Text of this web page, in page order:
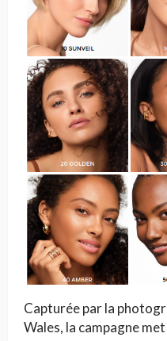
Capturée par la
Wales, la campagne